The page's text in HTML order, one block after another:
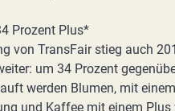
Prozent Plus*
von TransFair stieg auch
um 34 Prozent
werden Blumen, mit
und Kaffee mit einem